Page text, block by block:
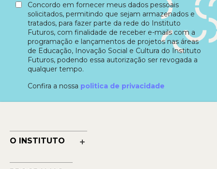
Concordo em fornecer meus dados pessoais
solicitados, permitindo que sejam armazenados e
tratados, para fazer parte da rede do Instituto
Futuros, com finalidade de receber e-mails com a
programação e lançamentos de projetos nas áreas
de Educação, Inovação Social e Cultura do Instituto
Futuros, podendo essa autorização ser revogada a
qualquer tempo.
Confira a nossa politica de privacidade
O INSTITUTO
Nossos Números